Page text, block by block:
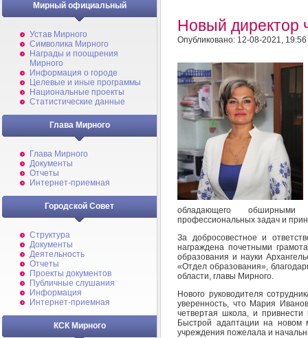
Мирный официальный
Устав Мирного
Символика Мирного
Награды и поощрения
Мирного
Информация о городе
Целевые и иные программы
Национальные проекты
Статистические данные
Глава Мирного
Глава Мирного
Документы
Отчеты
Интернет-приемная
Городской Совет
Структура
Документы
Деятельность
Отчеты
Проекты документов
Публичные слушания
Информация
Интернет-приемная
КСК Мирного
Новый директор
Опубликовано: 12-08-2021, 19:56
обладающего
профессиональных задач и
За добросовестное и
награждена почетными
образования и науки
«Отдел образования»,
области, главы Мирного.
Нового руководителя
уверенность, что Мария
четвертая школа, и
Быстрой адаптации на новом
учреждения пожелала и